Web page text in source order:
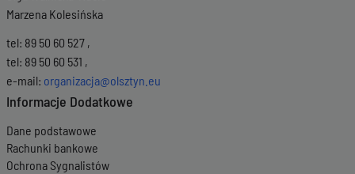
Marzena Kolesińska
tel: 89 50 60 527 ,
tel: 89 50 60 531 ,
e-mail: organizacja@olsztyn.eu
Informacje Dodatkowe
Dane podstawowe
Rachunki bankowe
Ochrona Sygnalistów